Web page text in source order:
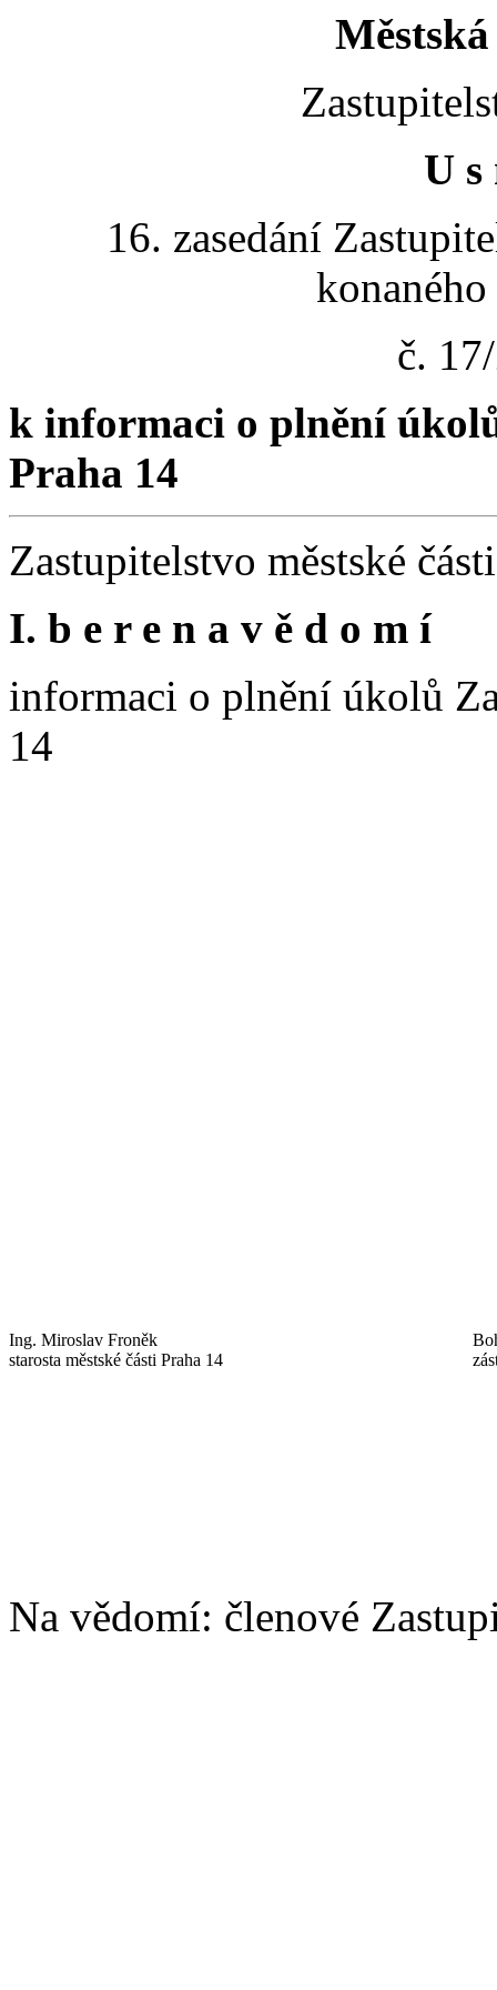
U s
16. zasedání
č.
k informaci o plnění
Praha 14
Zastupitelstvo městské
I. b e r e n a v ě d o m í
informaci o plnění úkolů
14
Ing. Miroslav Froněk
starosta městské části Praha 14
Na vědomí: členové